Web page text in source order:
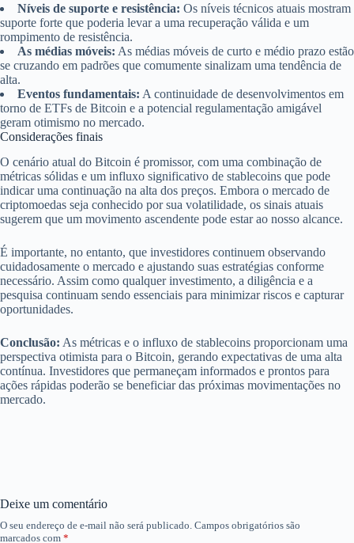
Níveis de suporte e resistência: Os níveis técnicos atuais mostram
suporte forte que poderia levar a uma recuperação válida e um
rompimento de resistência.
As médias móveis: As médias móveis de curto e médio prazo estão
se cruzando em padrões que comumente sinalizam uma tendência de
alta.
Eventos fundamentais: A continuidade de desenvolvimentos em
torno de ETFs de Bitcoin e a potencial regulamentação amigável
geram otimismo no mercado.
Considerações finais
O cenário atual do Bitcoin é promissor, com uma combinação de
métricas sólidas e um influxo significativo de stablecoins que pode
indicar uma continuação na alta dos preços. Embora o mercado de
criptomoedas seja conhecido por sua volatilidade, os sinais atuais
sugerem que um movimento ascendente pode estar ao nosso alcance.
É importante, no entanto, que investidores continuem observando
cuidadosamente o mercado e ajustando suas estratégias conforme
necessário. Assim como qualquer investimento, a diligência e a
pesquisa continuam sendo essenciais para minimizar riscos e capturar
oportunidades.
Conclusão: As métricas e o influxo de stablecoins proporcionam uma
perspectiva otimista para o Bitcoin, gerando expectativas de uma alta
contínua. Investidores que permaneçam informados e prontos para
ações rápidas poderão se beneficiar das próximas movimentações no
mercado.
Deixe um comentário
O seu endereço de e-mail não será publicado. Campos obrigatórios são
marcados com *